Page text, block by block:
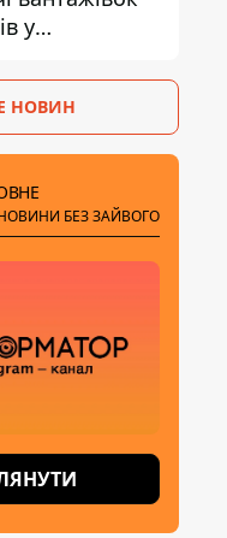
у
краху
НОВИН
БЕЗ ЗАЙВОГО